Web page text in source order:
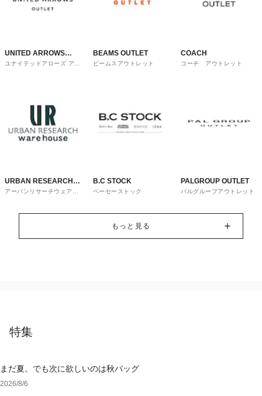
UNITED ARROWS
OUTLET
ユナイテッドアローズ アウ
BEAMS OUTLET
ビームスアウトレット
COACH
コーチ アウトレット
URBAN RESEARCH
ware house
アーバンリサーチウェアハ
B.C STOCK
ベーセーストック
PALGROUP OUTLET
パルグループアウトレット
もっと見る
特集
まだ夏。でも次に欲しいのは秋バッグ
2026/8/6